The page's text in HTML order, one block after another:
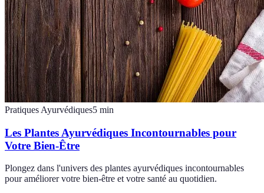
Pratiques Ayurvédiques5 min
Les Plantes Ayurvédiques Incontournables pour
Votre Bien-Être
Plongez dans l'univers des plantes ayurvédiques incontournables
pour améliorer votre bien-être et votre santé au quotidien.